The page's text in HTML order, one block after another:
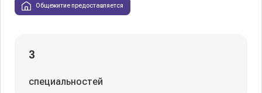
Общежитие предоставляется
3
специальностей